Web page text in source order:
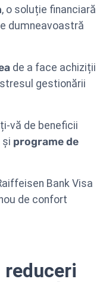
, o soluție financiară
dumneavoastră
de a face achiziții
gestionării
vă de beneficii
și programe de
Bank Visa
de confort